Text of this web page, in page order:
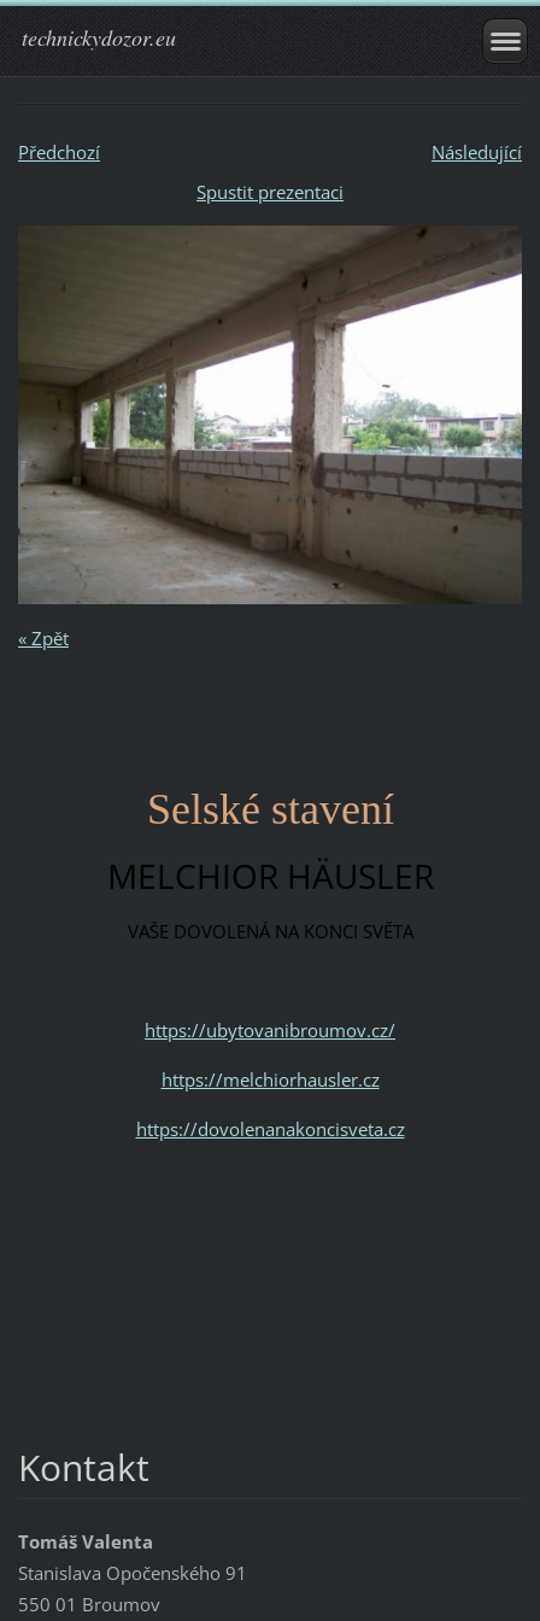
technickydozor.eu
Předchozí
Následující
Spustit prezentaci
« Zpět
Selské stavení
MELCHIOR HÄUSLER
VAŠE DOVOLENÁ NA KONCI SVĚTA
https://ubytovanibroumov.cz/
https://melchiorhausler.cz
https://dovolenanakoncisveta.cz
Kontakt
Tomáš Valenta
Stanislava Opočenského 91
550 01 Broumov